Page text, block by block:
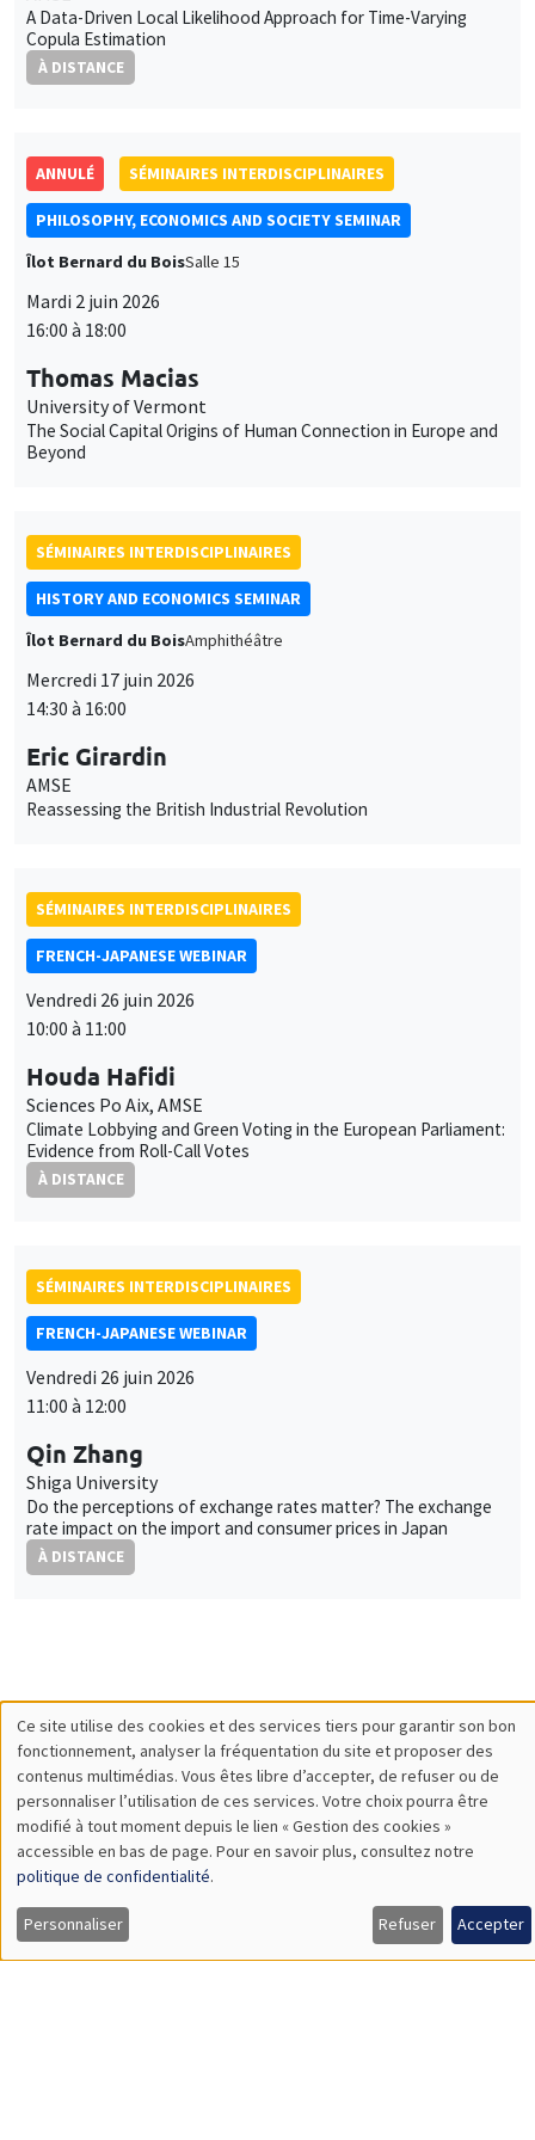
University of Vermont
The Social Capital Origins of Human Connection in Europe and
Beyond
SÉMINAIRES INTERDISCIPLINAIRES
HISTORY AND ECONOMICS SEMINAR
Îlot Bernard du BoisAmphithéâtre
Mercredi 17 juin 2026
14:30 à 16:00
Eric Girardin
AMSE
Reassessing the British Industrial Revolution
FRENCH-JAPANESE WEBINAR
Vendredi 26 juin 2026
10:00 à 11:00
Houda Hafidi
Climate Lobbying and Green Voting in the European Parliament:
Evidence from Roll-Call Votes
À DISTANCE
SÉMINAIRES INTERDISCIPLINAIRES
FRENCH-JAPANESE WEBINAR
Vendredi 26 juin 2026
11:00 à 12:00
Qin Zhang
Shiga University
Do the perceptions of exchange rates matter? The exchange
rate impact on the import and consumer prices in Japan
À DISTANCE
Job market
Retrouvez l'ensemble de nos candidats disponibles
actuellement sur le Job market
Candidats
Mentions légales
Gestion des cookies
Intranet